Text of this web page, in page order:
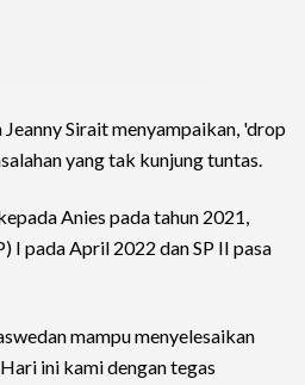
Sirait menyampaikan, 'drop
yang tak kunjung tuntas.
Anies pada tahun 2021,
I pada April 2022 dan SP II pasa
mampu menyelesaikan
ini kami dengan tegas